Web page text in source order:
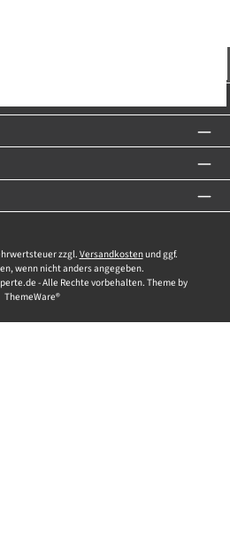
zzgl. Versandkostenund ggf.
wenn nicht anders angegeben.
- Alle Rechte vorbehalten. Theme by
ThemeWare®